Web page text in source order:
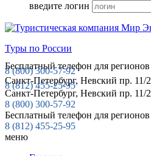
введите логин
Туры по России
Бесплатный телефон для регионов
8 (800)300-57-92
Санкт-Петербург, Невский пр. 11/2
8 (812) 455-25-95
Санкт-Петербург, Невский пр. 11/2
8 (800) 300-57-92
Бесплатный телефон для регионов
8 (812) 455-25-95
меню